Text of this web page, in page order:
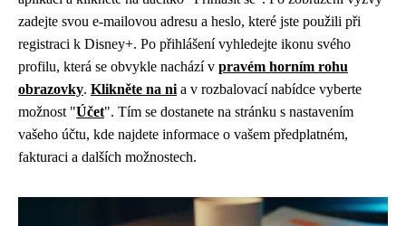
zadejte svou e-mailovou adresu a heslo, které jste použili při
registraci k Disney+. Po přihlášení vyhledejte ikonu svého
profilu, která se obvykle nachází v pravém horním rohu
obrazovky. Klikněte na ni a v rozbalovací nabídce vyberte
možnost "Účet". Tím se dostanete na stránku s nastavením
vašeho účtu, kde najdete informace o vašem předplatném,
fakturaci a dalších možnostech.